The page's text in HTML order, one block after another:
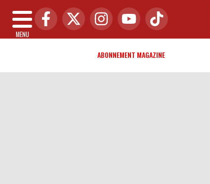
MENU
ABONNEMENT MAGAZINE